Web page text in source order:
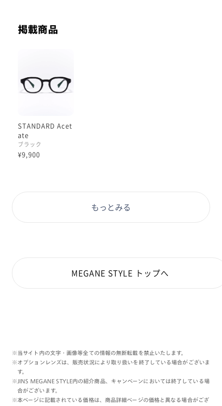
掲載商品
STANDARD Acet
ate
ブラック
¥9,900
もっとみる
MEGANE STYLE トップへ
※当サイト内の文字・画像等全ての情報の無断転載を禁止いたします。
※オプションレンズは、販売状況により取り扱いを終了している場合がございま
す。
※JINS MEGANE STYLE内の紹介商品、キャンペーンにおいては終了している場
合がございます。
※本ページに記載されている価格は、商品詳細ページの価格と異なる場合がござ